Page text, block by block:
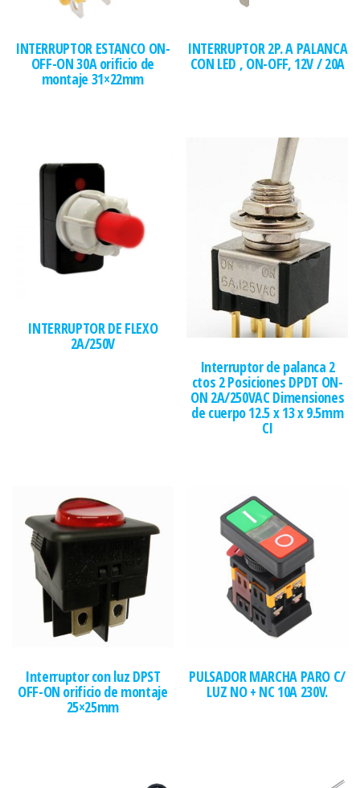
INTERRUPTOR ESTANCO ON-
OFF-ON 30A orificio de
montaje 31×22mm
INTERRUPTOR 2P. A PALANCA
CON LED , ON-OFF, 12V / 20A
INTERRUPTOR DE FLEXO
2A/250V
Interruptor de palanca 2
ctos 2 Posiciones DPDT ON-
ON 2A/250VAC Dimensiones
de cuerpo 12.5 x 13 x 9.5mm
CI
Interruptor con luz DPST
OFF-ON orificio de montaje
25×25mm
PULSADOR MARCHA PARO C/
LUZ NO + NC 10A 230V.